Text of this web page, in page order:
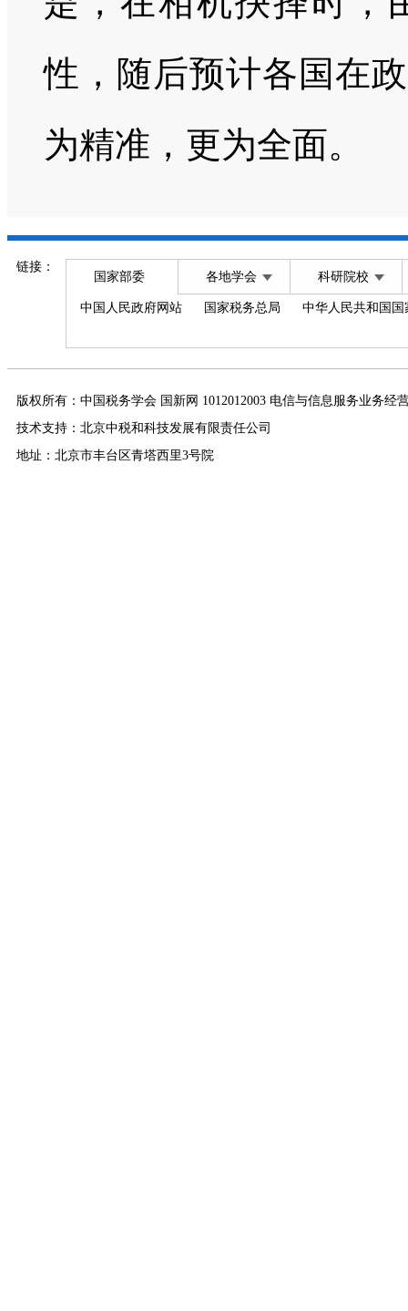
性，随后预计各国在
为精准，更为全面。
链接：
国家部委 各地学会 科研院校
中国人民政府网站 国家税务总局 中华人民共和国
版权所有：中国税务学会 国新网 1012012003 电信与信息服务业务经
技术支持：北京中税和科技发展有限责任公司
地址：北京市丰台区青塔西里3号院